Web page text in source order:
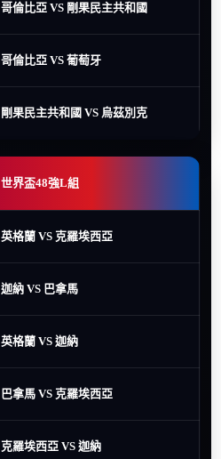
哥倫比亞 VS 剛果民主共和國
哥倫比亞 VS 葡萄牙
剛果民主共和國 VS 烏茲別克
世界盃48強L組
英格蘭 VS 克羅埃西亞
迦納 VS 巴拿馬
英格蘭 VS 迦納
巴拿馬 VS 克羅埃西亞
克羅埃西亞 VS 迦納